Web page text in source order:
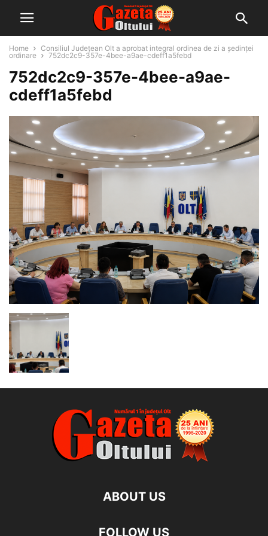
Home
Consiliul Județean Olt a aprobat integral ordinea de zi a ședinței
ordinare
752dc2c9-357e-4bee-a9ae-cdeff1a5febd
752dc2c9-357e-4bee-a9ae-
cdeff1a5febd
ABOUT US
FOLLOW US